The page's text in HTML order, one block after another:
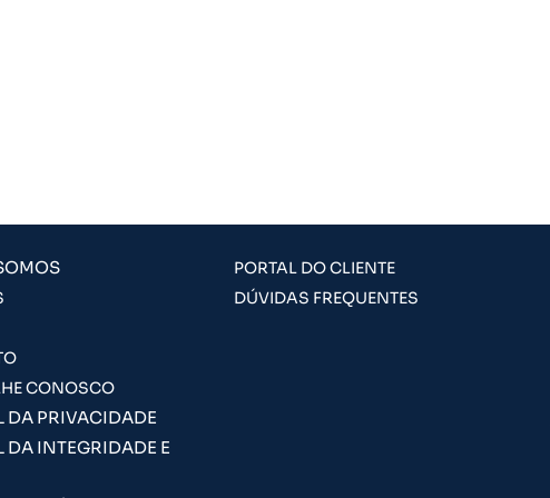
CONOSCO
DA PRIVACIDADE
DA INTEGRIDADE E
PORTAL DO CLIENTE
DÚVIDAS FREQUENTES